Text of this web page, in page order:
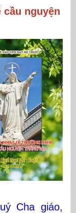
nguyện
Cha giáo,